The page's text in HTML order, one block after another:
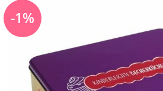
-1%